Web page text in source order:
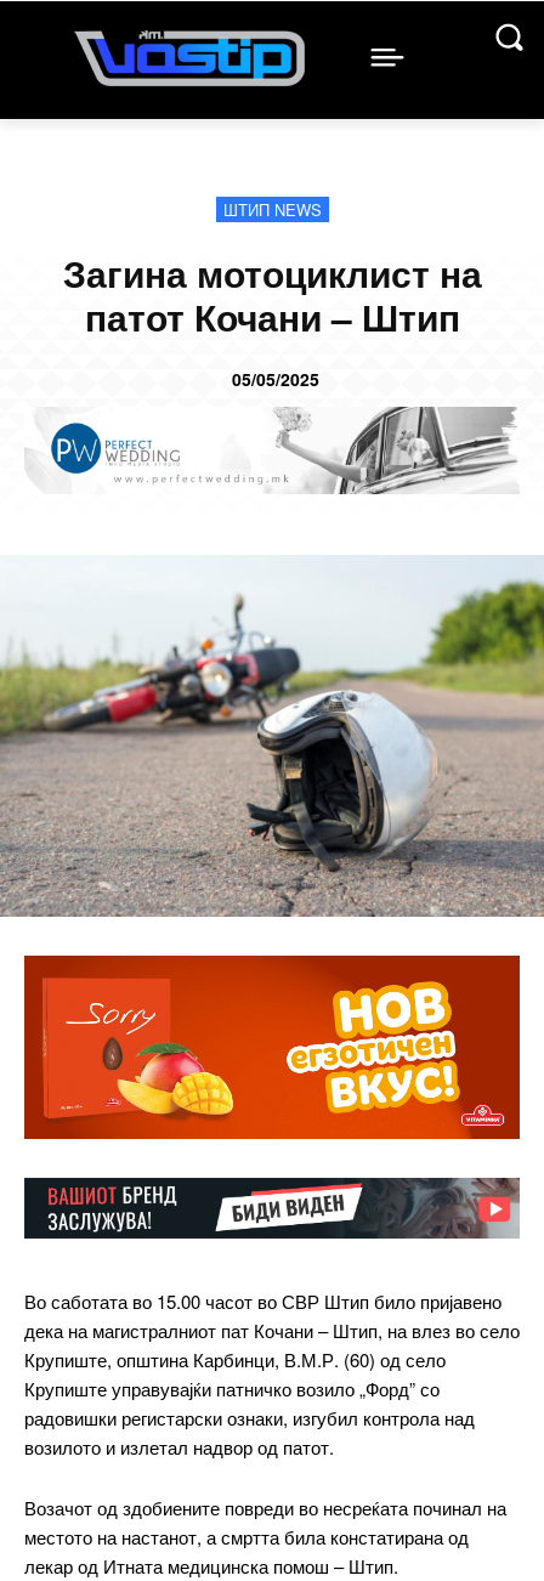
ШТИП NEWS
Загина мотоциклист на
патот Кочани – Штип
05/05/2025
Во саботата во 15.00 часот во СВР Штип било пријавено
дека на магистралниот пат Кочани – Штип, на влез во село
Крупиште, општина Карбинци, В.М.Р. (60) од село
Крупиште управувајќи патничко возило „Форд” со
радовишки регистарски ознаки, изгубил контрола над
возилото и излетал надвор од патот.
Возачот од здобиените повреди во несреќата починал на
местото на настанот, а смртта била констатирана од
лекар од Итната медицинска помош – Штип.